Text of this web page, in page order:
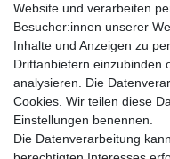
traumlampen- Lampen
kinderwagencenter-
gastrogeraete24- alles für
soziale Medien
Facebook
sicher einkaufen
Website und verarbeiten
Besucher:innen unserer
Inhalte und Anzeigen zu
Drittanbietern einzubinden
analysieren. Die
Cookies. Wir teilen diese
Einstellungen benennen.
Die Datenverarbeitung